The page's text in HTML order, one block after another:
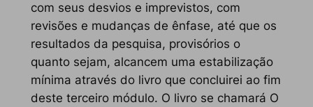
com seus desvios e imprevistos, com
revisões e mudanças de ênfase, até que os
resultados da pesquisa, provisórios o
quanto sejam, alcancem uma estabilização
mínima através do livro que concluirei ao fim
deste terceiro módulo. O livro se chamará O